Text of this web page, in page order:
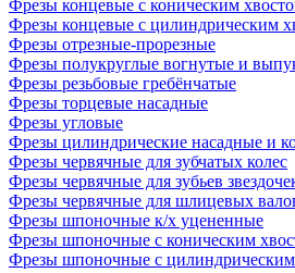
Фрезы концевые с коническим
Фрезы концевые с цилиндрическим
Фрезы отрезные-прорезные
Фрезы полукруглые вогнутые и
Фрезы резьбовые гребёнчатые
Фрезы торцевые насадные
Фрезы угловые
Фрезы цилиндрические насадные и
Фрезы червячные для зубчатых колес
Фрезы червячные для зубьев
Фрезы червячные для шлицевых
Фрезы шпоночные к/х уцененные
Фрезы шпоночные с коническим
Фрезы шпоночные с цилиндрическим